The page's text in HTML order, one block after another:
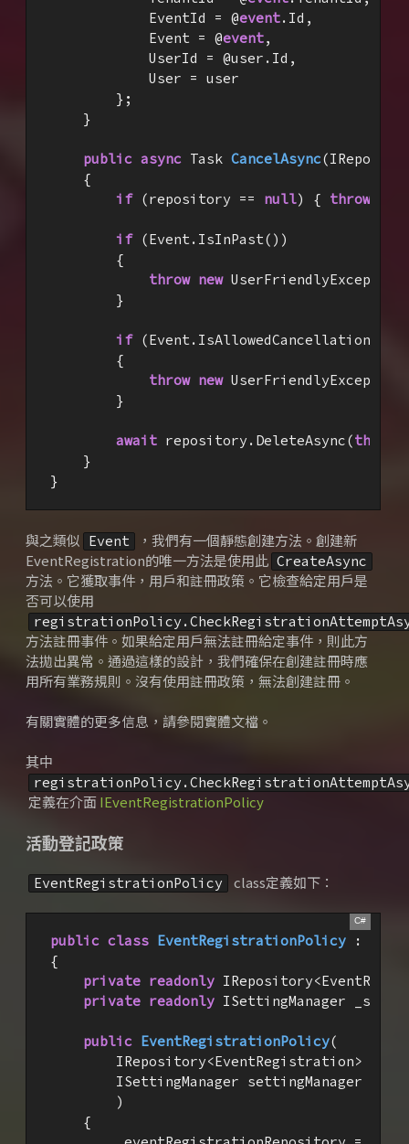
            EventId = @
event.Id,
            Event = @
event,
            UserId = @user.Id,
            User = user
        };
    }
public async Task CancelAsync(
{
if (repository == null) { throw
if (Event.IsInPast())
        {
throw new
        }
if
        {
throw new
        }
await repository.DeleteAsync(this
    }
}
與之類似 Event ，我們有一個靜態創建方法。創建新
EventRegistration的唯一方法是使用此 CreateAsync
方法。 它獲取事件，用戶和註冊政策。 它檢查給定用戶是
否可以使用
方法註冊事件 。如果給定用戶無法註冊給定事件，則此方
法拋出異常。通過這樣的設計，我們確保在創建註冊時應
用所有業務規則。沒有使用註冊政策，無法創建註冊。
有關實體的更多信息，請參閱實體文檔。
其中
定義在介面IEventRegistrationPolicy
活動登記政策
EventRegistrationPolicy class定義如下：
public class EventRegistrationPolicy :
{
private readonly
private readonly ISettingManager
public EventRegistrationPolicy(
IRepository<EventRegistration>
        ISettingManager settingManager
)
{